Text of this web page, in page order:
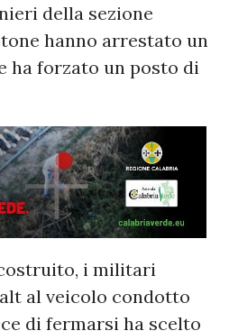
della sezione
hanno arrestato un
ha forzato un posto di
i militari
al veicolo condotto
di fermarsi ha scelto